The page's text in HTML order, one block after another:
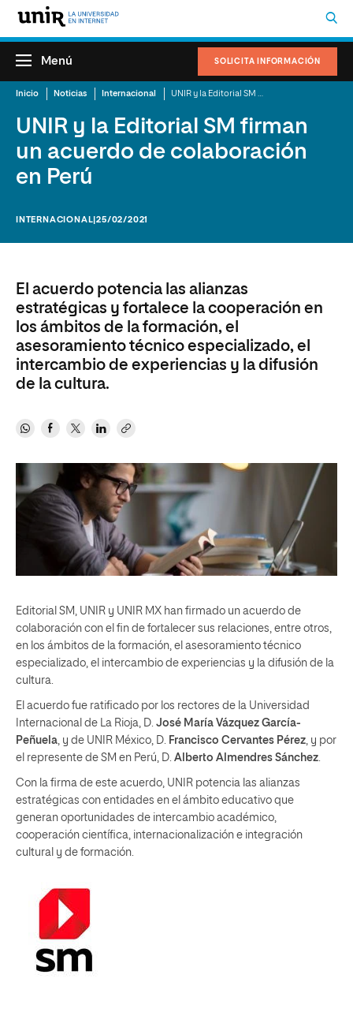
SOLICITA INFORMACIÓN
Menú
Inicio Noticias Internacional
UNIR y la Editorial SM firman
un acuerdo de colaboración
en Perú
INTERNACIONAL |25/02/2021
El acuerdo potencia las alianzas
estratégicas y fortalece la cooperación en
los ámbitos de la formación, el
asesoramiento técnico especializado, el
intercambio de experiencias y la difusión
de la cultura.
Editorial SM, UNIR y UNIR MX han firmado un acuerdo de
colaboración con el fin de fortalecer sus relaciones, entre otros,
en los ámbitos de la formación, el asesoramiento técnico
especializado, el intercambio de experiencias y la difusión de la
cultura.
El acuerdo fue ratificado por los rectores de la Universidad
Internacional de La Rioja, D. José María Vázquez García-
Peñuela , y de UNIR México, D. Francisco Cervantes Pérez , y por
el represente de SM en Perú, D. Alberto Almendres Sánchez
Con la firma de este acuerdo, UNIR potencia las alianzas
estratégicas con entidades en el ámbito educativo que
generan oportunidades de intercambio académico,
cooperación científica, internacionalización e integración
cultural y de formación.